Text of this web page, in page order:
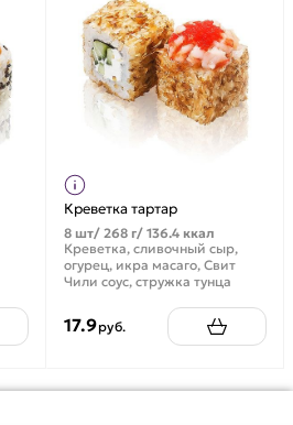
Креветка тартар
8 шт/ 268 г/ 136.4 ккал
Креветка, сливочный сыр,
огурец, икра масаго, Свит
Чили соус, стружка тунца
17.9руб.